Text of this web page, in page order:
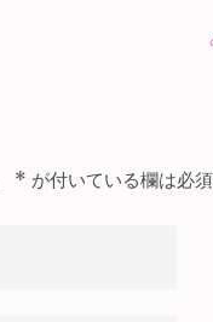
* が付いている欄は必